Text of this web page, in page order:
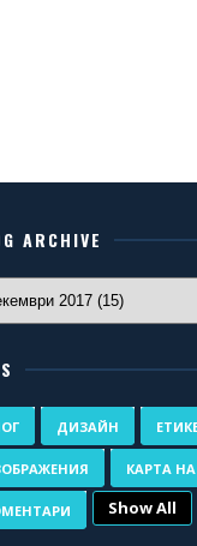
ARCHIVE
ДИЗАЙН
КАРТА
Show All